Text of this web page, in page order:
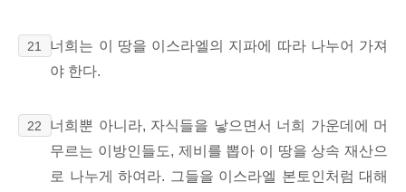
21
너희는 이 땅을 이스라엘의 지파에 따라 나누어 가져
야 한다.
22
너희뿐 아니라, 자식들을 낳으면서 너희 가운데에 머
무르는 이방인들도, 제비를 뽑아 이 땅을 상속 재산으
로 나누게 하여라. 그들을 이스라엘 본토인처럼 대해